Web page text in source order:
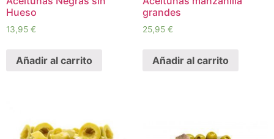
Hueso
13,95 €
Añadir al carrito
grandes
25,95 €
Añadir al carrito